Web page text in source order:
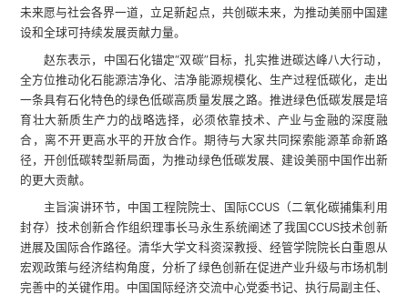
未来愿与社会各界一道，立足新起点，共创碳未来，为推动美丽中国建
设和全球可持续发展贡献力量。
赵东表示，中国石化锚定“双碳”目标，扎实推进碳达峰八大行动，
全方位推动化石能源洁净化、洁净能源规模化、生产过程低碳化，走出
一条具有石化特色的绿色低碳高质量发展之路。推进绿色低碳发展是培
育壮大新质生产力的战略选择，必须依靠技术、产业与金融的深度融
合，离不开更高水平的开放合作。期待与大家共同探索能源革命新路
径，开创低碳转型新局面，为推动绿色低碳发展、建设美丽中国作出新
的更大贡献。
主旨演讲环节，中国工程院院士、国际CCUS（二氧化碳捕集利用
封存）技术创新合作组织理事长马永生系统阐述了我国CCUS技术创新
进展及国际合作路径。清华大学文科资深教授、经管学院院长白重恩从
宏观政策与经济结构角度，分析了绿色创新在促进产业升级与市场机制
完善中的关键作用。中国国际经济交流中心党委书记、执行局副主任、